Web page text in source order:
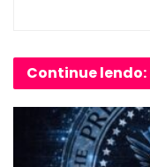
Continue lendo: